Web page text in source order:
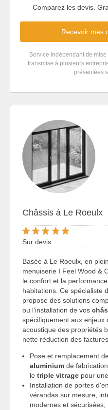
Comparez les devis.
Recevoir mes
Service indépendant de
transmise à plusieurs
présentées
Châssis à Le Roeulx
Sur devis
Basée à Le Roeulx, en
menuiserie I Feel Wood &
le confort et la
habitations. Ce spécialiste
propose des solutions
ou l'installation de vos
spécifiquement aux enjeux
acoustique des propriétés
nette réduction des
Pose et remplacement de
aluminium de
le triple vitrage pour
Installation de portes
vérandas sur mesure,
modernes et sécurisées;